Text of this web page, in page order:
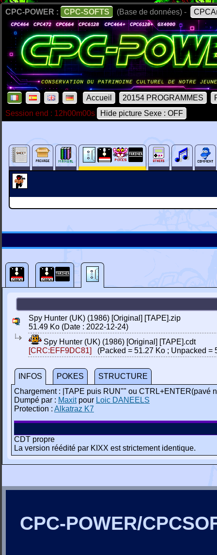
CPC-POWER : CPC-SOFTS (Base de données) -
Accueil 20154 PROGRAMMES
Session end : 12h00m00s
Hide picture Sexe : OFF
Spy Hunter (UK) (1986) [Original] [TAPE].zip
51.49 Ko (Date : 2022-12-24)
Spy Hunter (UK) (1986) [Original] [TAPE].cdt
[CRC:EFF9DC81]
(Packed = 51.27 Ko ; Unpacked =
INFOS POKES
STRUCTURE
Chargement : |TAPE puis RUN"" ou CTRL+ENTER(pavé
Dumpé par : Maxitpour Loic DANEELS
Protection : Alkatraz K7
CDT propre
La version réédité par KIXX est strictement identique.
CPC-POWER/